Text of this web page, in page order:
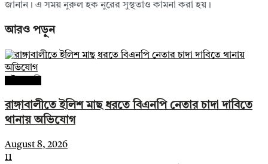
জানান। এ সময় নুরুল হক নুরের সুস্থতাও কামনা করা হয়।
আরও পড়ুন
রাঙ্গাবালীতে ইলিশ মাছ ধরতে বিএনপি নেতার চাদা দাবিতে
থানায় অভিযোগ
August 8, 2026
11